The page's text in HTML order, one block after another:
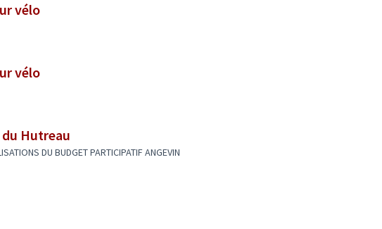
vélo
vélo
Hutreau
DU BUDGET PARTICIPATIF ANGEVIN